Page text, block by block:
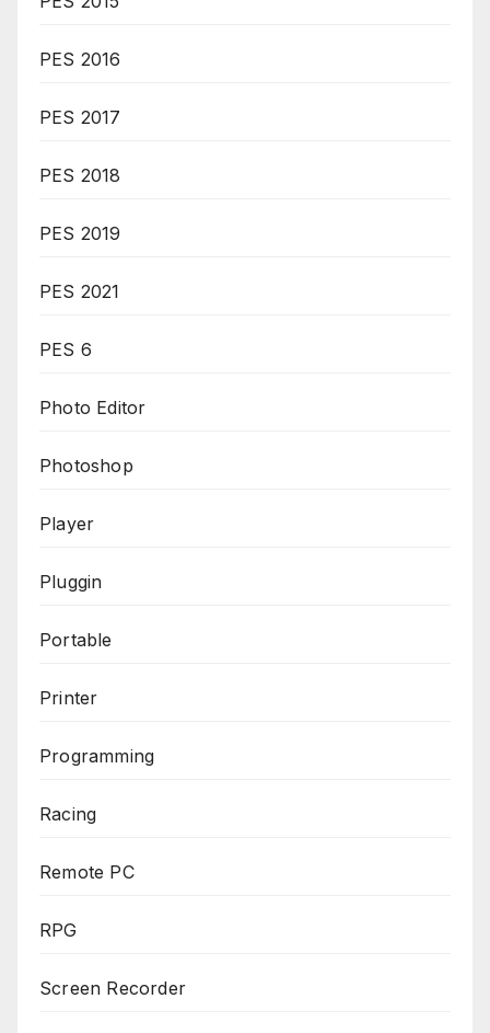
PES 2016
PES 2017
PES 2018
PES 2019
PES 2021
PES 6
Photo Editor
Photoshop
Player
Pluggin
Portable
Printer
Programming
Racing
Remote PC
RPG
Screen Recorder